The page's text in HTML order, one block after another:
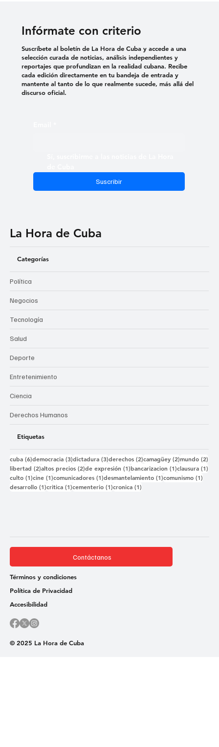
Infórmate con criterio
Suscribir
Suscríbete al boletín de La Hora de Cuba y accede a una
selección curada de noticias, análisis independientes y
reportajes que profundizan en la realidad cubana. Recibe
cada edición directamente en tu bandeja de entrada y
mantente al tanto de lo que realmente sucede, más allá del
discurso oficial.
La Hora de Cuba
Categorías
Política
Negocios
Tecnología
Salud
Deporte
Entretenimiento
Ciencia
Derechos Humanos
Etiquetas
cuba (6)6 entradas
democracia (3)3 entradas
dictadura (3)3 entradas
derechos (2)2 entradas
camagüey (2)2 entradas
mundo (2)
libertad (2)2 entradas
altos precios (2)2 entradas
de expresión (1)1 entrada
bancarizacion (1)1 entrada
clausura (1)
culto (1)1 entrada
cine (1)1 entrada
comunicadores (1)1 entrada
desmantelamiento (1)1 entrada
comunismo (1)
desarrollo (1)1 entrada
critica (1)1 entrada
cementerio (1)1 entrada
cronica (1)
© 2025 La Hora de Cuba
Contáctanos
Términos y condiciones
Política de Privacidad
Accesibilidad